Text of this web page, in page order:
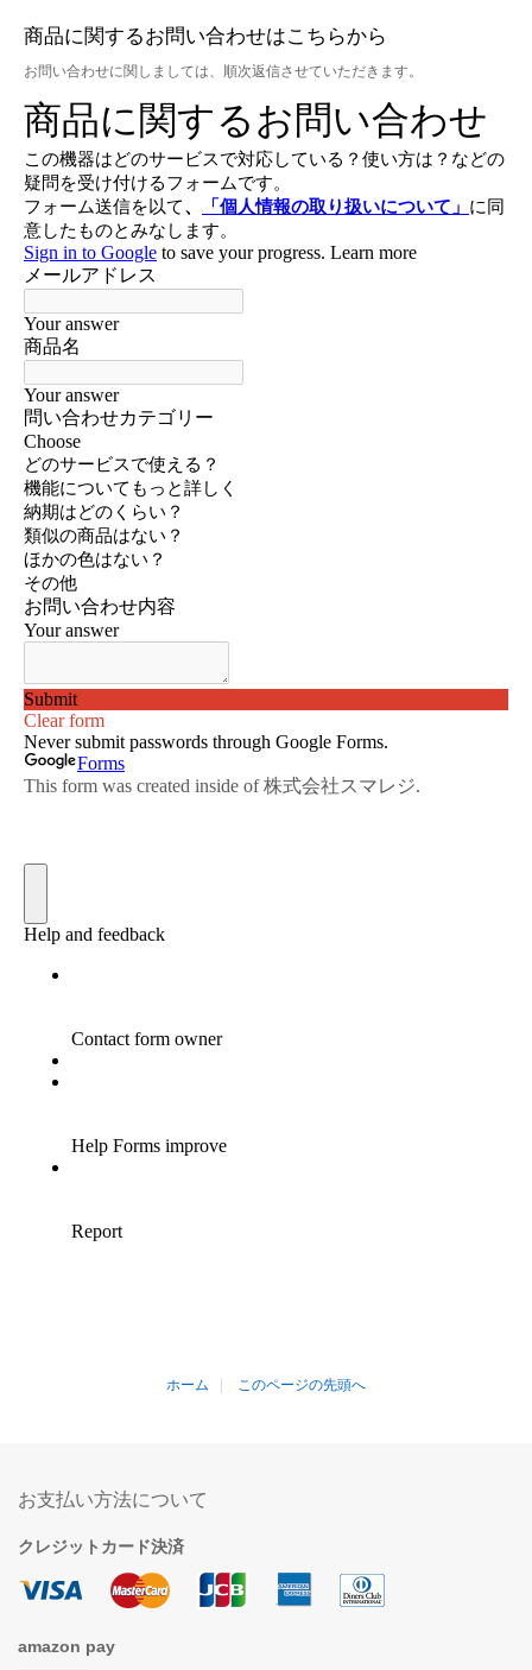
商品に関するお問い合わせはこちらから
お問い合わせに関しましては、順次返信させていただきます。
ホーム このページの先頭へ
お支払い方法について
クレジットカード決済
amazon pay